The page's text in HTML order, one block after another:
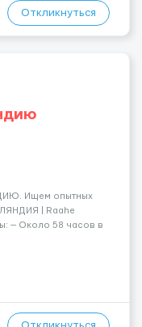
Откликнуться
Ищем опытных
| Raahe
— Около 58 часов в